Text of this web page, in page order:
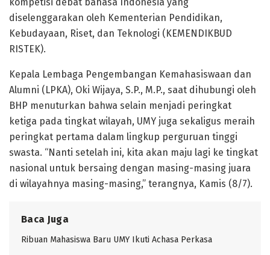
diselenggarakan oleh Kementerian Pendidikan,
Kebudayaan, Riset, dan Teknologi (KEMENDIKBUD
RISTEK).
Kepala Lembaga Pengembangan Kemahasiswaan dan
Alumni (LPKA), Oki Wijaya, S.P., M.P., saat dihubungi oleh
BHP menuturkan bahwa selain menjadi peringkat
ketiga pada tingkat wilayah, UMY juga sekaligus meraih
peringkat pertama dalam lingkup perguruan tinggi
swasta. “Nanti setelah ini, kita akan maju lagi ke tingkat
nasional untuk bersaing dengan masing-masing juara
di wilayahnya masing-masing,” terangnya, Kamis (8/7).
Baca Juga
Ribuan Mahasiswa Baru UMY Ikuti Achasa Perkasa